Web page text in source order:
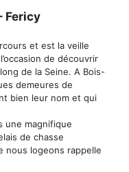
Fericy
et est la veille
de découvrir
de la Seine. A Bois-
demeures de
bien leur nom et qui
une magnifique
de chasse
nous logeons rappelle